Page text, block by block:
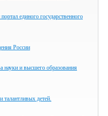
единого государственного
России
науки и высшего образования
талантливых детей.